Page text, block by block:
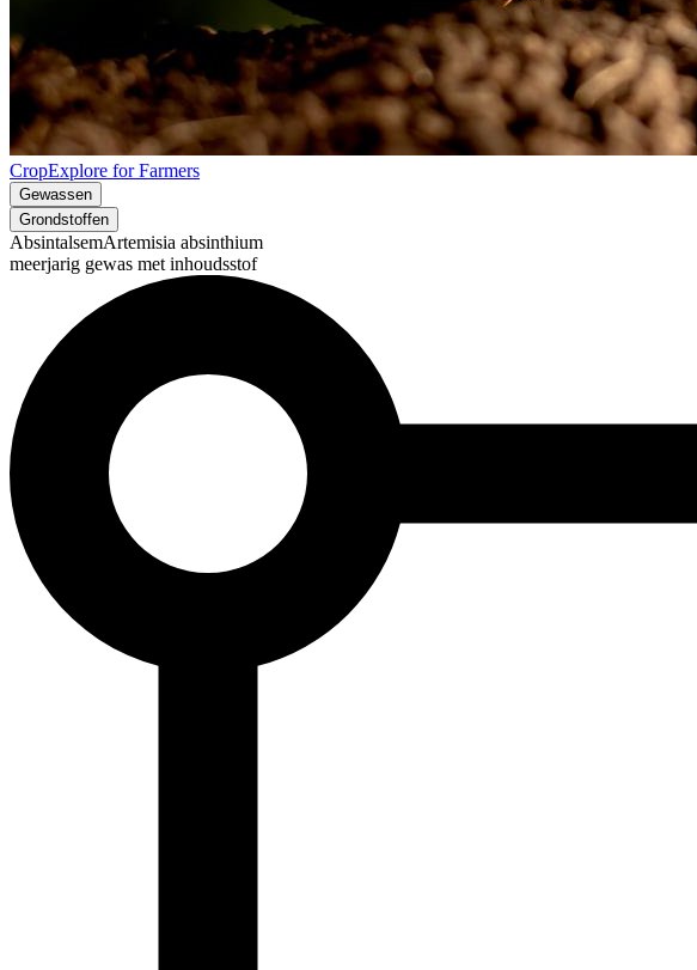
CropExplore for Farmers
Gewassen
Grondstoffen
AbsintalsemArtemisia absinthium
meerjarig gewas met inhoudsstof